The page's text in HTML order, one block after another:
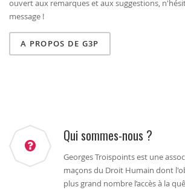
ouvert aux remarques et aux suggestions,
message !
A PROPOS DE G3P
Qui sommes-nous ?
Georges Troispoints est une
maçons du Droit Humain dont
plus grand nombre l’accès à la